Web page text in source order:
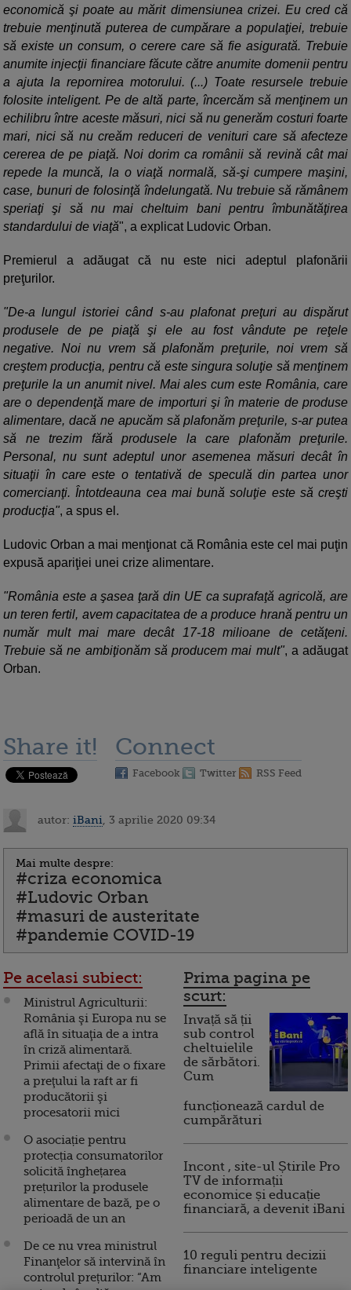
economică şi poate au mărit dimensiunea crizei. Eu cred că
trebuie menţinută puterea de cumpărare a populaţiei, trebuie
să existe un consum, o cerere care să fie asigurată. Trebuie
anumite injecţii financiare făcute către anumite domenii pentru
a ajuta la repornirea motorului. (...) Toate resursele trebuie
folosite inteligent. Pe de altă parte, încercăm să menţinem un
echilibru între aceste măsuri, nici să nu generăm costuri foarte
mari, nici să nu creăm reduceri de venituri care să afecteze
cererea de pe piaţă. Noi dorim ca românii să revină cât mai
repede la muncă, la o viaţă normală, să-şi cumpere maşini,
case, bunuri de folosinţă îndelungată. Nu trebuie să rămânem
speriaţi şi să nu mai cheltuim bani pentru îmbunătăţirea
standardului de viaţă", a explicat Ludovic Orban.
Premierul a adăugat că nu este nici adeptul plafonării
preţurilor.
"De-a lungul istoriei când s-au plafonat preţuri au dispărut
produsele de pe piaţă şi ele au fost vândute pe reţele
negative. Noi nu vrem să plafonăm preţurile, noi vrem să
creştem producţia, pentru că este singura soluţie să menţinem
preţurile la un anumit nivel. Mai ales cum este România, care
are o dependenţă mare de importuri şi în materie de produse
alimentare, dacă ne apucăm să plafonăm preţurile, s-ar putea
să ne trezim fără produsele la care plafonăm preţurile.
Personal, nu sunt adeptul unor asemenea măsuri decât în
situaţii în care este o tentativă de speculă din partea unor
comercianţi. Întotdeauna cea mai bună soluţie este să creşti
producţia", a spus el.
Ludovic Orban a mai menţionat că România este cel mai puţin
expusă apariţiei unei crize alimentare.
"România este a şasea ţară din UE ca suprafaţă agricolă, are
un teren fertil, avem capacitatea de a produce hrană pentru un
număr mult mai mare decât 17-18 milioane de cetăţeni.
Trebuie să ne ambiţionăm să producem mai mult", a adăugat
Orban.
Share it! Connect
Facebook Twitter RSS Feed
autor: iBani , 3 aprilie 2020 09:34
Mai multe despre:
#criza economica
#Ludovic Orban
#masuri de austeritate
#pandemie COVID-19
Pe acelasi subiect:
Ministrul Agriculturii:
România şi Europa nu se
află în situaţia de a intra
în criză alimentară.
Primii afectaţi de o fixare
a preţului la raft ar fi
producătorii şi
procesatorii mici
O asociație pentru
protecția consumatorilor
solicită înghețarea
prețurilor la produsele
alimentare de bază, pe o
perioadă de un an
De ce nu vrea ministrul
Finanţelor să intervină în
controlul prețurilor: “Am
Prima pagina pe
scurt:
Invață să ții
sub control
cheltuielile
de sărbători.
Cum
funcționează cardul de
cumpărături
Incont , site-ul Știrile Pro
TV de informații
economice și educație
financiară, a devenit iBani
10 reguli pentru decizii
financiare inteligente